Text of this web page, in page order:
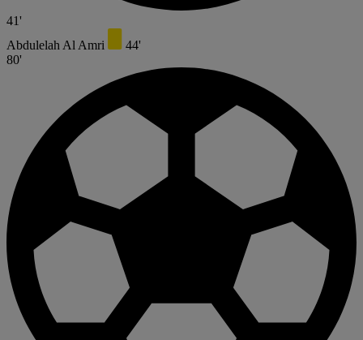
41'
Abdulelah Al Amri
44'
80'